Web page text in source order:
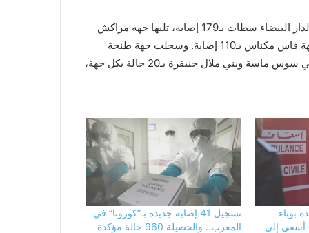
وبذلك يصبح التوزيع الجغرافي للحالات على الشكل التالي: جهة الدار البيضاء سطات بـ179 إصابة، تليها جهة مراكش
آسفي بـ115 إصابة، ثم جهة الرباط سلا القنيطرة بـ111 إصابة، وجهة فاس مكناس بـ110 إصابة. وسجلت جهة طنجة
تطوان الحسيمة 44 حالة، تليها الجهة الشرقية بـ26 حالة، ثم جهتي سوس ماسة وبني ملال خنيفرة بـ20 حالة بكل جهة،
بوباء
أسفي إلى
تسجيل 41 إصابة جديدة بـ”كورونا” في
المغرب.. والحصيلة 960 حالة مؤكدة